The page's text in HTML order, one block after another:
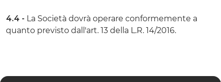
4.4 - La Società dovrà operare conformemente a
quanto previsto dall'art. 13 della L.R. 14/2016.